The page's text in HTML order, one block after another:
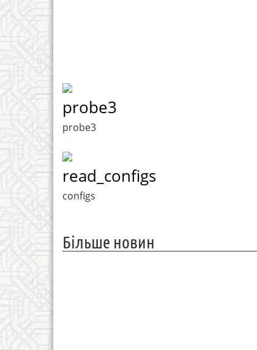
probe3
probe3
read_configs
configs
Більше новин